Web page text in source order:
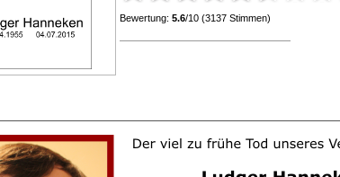
Bewertung: 5.6/10 (3137 Stimmen)